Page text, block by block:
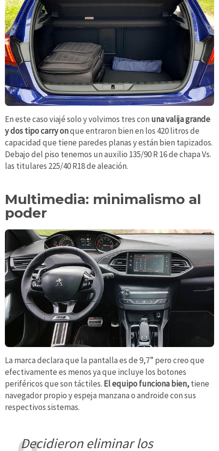
En este caso viajé solo y volvimos tres con una valija grande
y dos tipo carry onque entraron bien en los 420 litros de
capacidad que tiene paredes planas y están bien tapizados.
Debajo del piso tenemos un auxilio 135/90 R 16 de chapa Vs.
las titulares 225/40 R18 de aleación.
Multimedia: minimalismo al
poder
La marca declara que la pantalla es de 9,7” pero creo que
efectivamente es menos ya que incluye los botones
periféricos que son táctiles. El equipo funciona bien,tiene
navegador propio y espeja manzana o androide con sus
respectivos sistemas.
decidieron eliminar los